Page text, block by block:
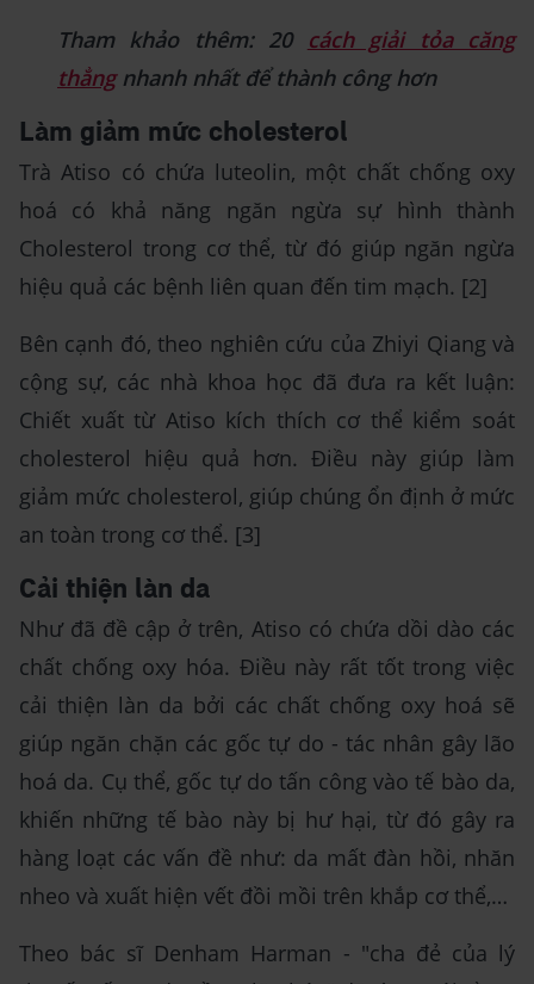
Tham khảo thêm: 20 cách giải tỏa căng
thẳngnhanh nhất để thành công hơn
Làm giảm mức cholesterol
Trà Atiso có chứa luteolin, một chất chống oxy
hoá có khả năng ngăn ngừa sự hình thành
Cholesterol trong cơ thể, từ đó giúp ngăn ngừa
hiệu quả các bệnh liên quan đến tim mạch. [2]
Bên cạnh đó, theo nghiên cứu của Zhiyi Qiang và
cộng sự, các nhà khoa học đã đưa ra kết luận:
Chiết xuất từ Atiso kích thích cơ thể kiểm soát
cholesterol hiệu quả hơn. Điều này giúp làm
giảm mức cholesterol, giúp chúng ổn định ở mức
an toàn trong cơ thể. [3]
Cải thiện làn da
Như đã đề cập ở trên, Atiso có chứa dồi dào các
chất chống oxy hóa. Điều này rất tốt trong việc
cải thiện làn da bởi các chất chống oxy hoá sẽ
giúp ngăn chặn các gốc tự do - tác nhân gây lão
hoá da. Cụ thể, gốc tự do tấn công vào tế bào da,
khiến những tế bào này bị hư hại, từ đó gây ra
hàng loạt các vấn đề như: da mất đàn hồi, nhăn
nheo và xuất hiện vết đồi mồi trên khắp cơ thể,…
Theo bác sĩ Denham Harman - "cha đẻ của lý